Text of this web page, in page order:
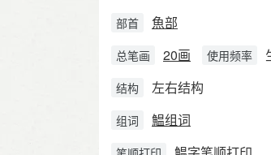
部首 魚部
总笔画 20画 使用频率
结构 左右结构
组词 鰛组词